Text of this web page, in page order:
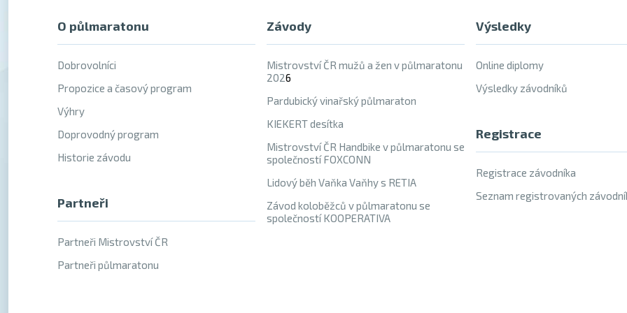
O půlmaratonu
Dobrovolníci
Propozice a časový program
Výhry
Doprovodný program
Historie závodu
Partneři
Partneři Mistrovství ČR
Partneři půlmaratonu
Závody
Mistrovství ČR mužů a žen v půlmaratonu
2026
Pardubický vinařský půlmaraton
KIEKERT desítka
Mistrovství ČR Handbike v půlmaratonu se
společností FOXCONN
Lidový běh Vaňka Vaňhy s RETIA
Závod koloběžců v půlmaratonu se
společností KOOPERATIVA
Výsledky
Online diplomy
Výsledky závodníků
Registrace
Registrace závodníka
Seznam registrovaných